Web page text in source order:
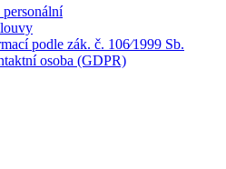
podle zák. č. 106⁄1999 Sb.
osoba (GDPR)